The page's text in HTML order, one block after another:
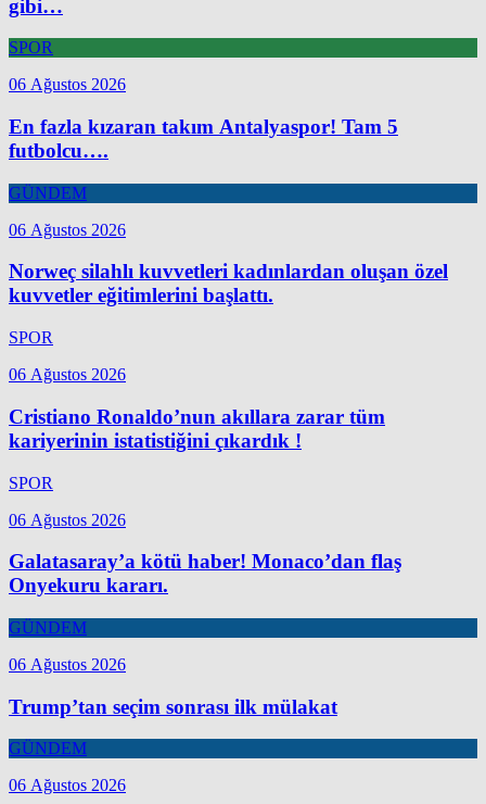
gibi…
SPOR
06 Ağustos 2026
En fazla kızaran takım Antalyaspor! Tam 5
futbolcu….
GÜNDEM
06 Ağustos 2026
Norweç silahlı kuvvetleri kadınlardan oluşan özel
kuvvetler eğitimlerini başlattı.
SPOR
06 Ağustos 2026
Cristiano Ronaldo’nun akıllara zarar tüm
kariyerinin istatistiğini çıkardık !
SPOR
06 Ağustos 2026
Galatasaray’a kötü haber! Monaco’dan flaş
Onyekuru kararı.
GÜNDEM
06 Ağustos 2026
Trump’tan seçim sonrası ilk mülakat
GÜNDEM
06 Ağustos 2026